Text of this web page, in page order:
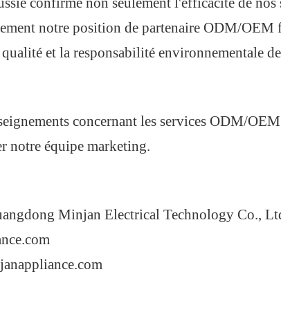
notre position de partenaire ODM/OEM
et la responsabilité environnementale
concernant les services ODM/
notre équipe marketing.
Minjan Electrical Technology Co.,